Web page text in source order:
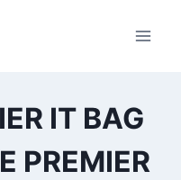
IT BAG
PREMIER